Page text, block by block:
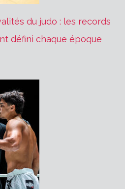
du judo : les records
défini chaque époque